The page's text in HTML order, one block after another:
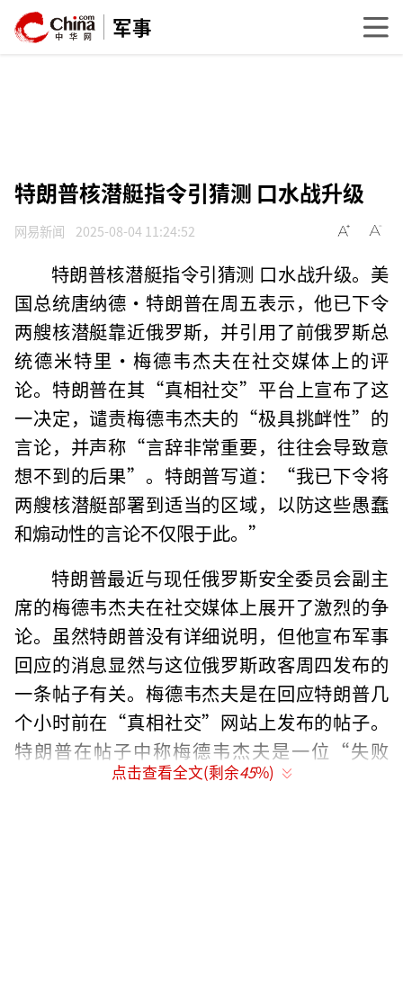
军事
特朗普核潜艇指令引猜测 口水战升级
网易新闻 2025-08-04 11:24:52
特朗普核潜艇指令引猜测 口水战升级。美
国总统唐纳德·特朗普在周五表示，他已下令
两艘核潜艇靠近俄罗斯，并引用了前俄罗斯总
统德米特里·梅德韦杰夫在社交媒体上的评
论。特朗普在其“真相社交”平台上宣布了这
一决定，谴责梅德韦杰夫的“极具挑衅性”的
言论，并声称“言辞非常重要，往往会导致意
想不到的后果”。特朗普写道：“我已下令将
两艘核潜艇部署到适当的区域，以防这些愚蠢
和煽动性的言论不仅限于此。”
特朗普最近与现任俄罗斯安全委员会副主
席的梅德韦杰夫在社交媒体上展开了激烈的争
论。虽然特朗普没有详细说明，但他宣布军事
回应的消息显然与这位俄罗斯政客周四发布的
一条帖子有关。梅德韦杰夫是在回应特朗普几
个小时前在“真相社交”网站上发布的帖子。
特朗普在帖子中称梅德韦杰夫是一位“失败
的”前领导人，并警告他“谨言慎行”。
点击查看全文(剩余45%)